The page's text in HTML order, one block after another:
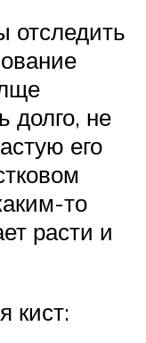
отследить
долго, не
его
то
расти и
кист: